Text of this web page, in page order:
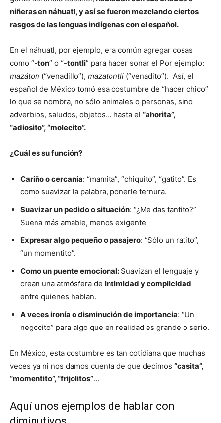
niñeras en náhuatl, y así se fueron mezclando ciertos
rasgos de las lenguas indígenas con el español.
En el náhuatl, por ejemplo, era común agregar cosas
como “-ton” o “-tontli” para hacer sonar el Por ejemplo:
mazáton (“venadillo”), mazatontli (“venadito”). Así, el
español de México tomó esa costumbre de “hacer chico”
lo que se nombra, no sólo animales o personas, sino
adverbios, saludos, objetos… hasta el “ahorita”,
“adiosito”, “molecito”.
¿Cuál es su función?
Cariño o cercanía: “mamita”, “chiquito”, “gatito”. Es
como suavizar la palabra, ponerle ternura.
Suavizar un pedido o situación: “¿Me das tantito?”
Suena más amable, menos exigente.
Expresar algo pequeño o pasajero: “Sólo un ratito”,
“un momentito”.
Como un puente emocional: Suavizan el lenguaje y
crean una atmósfera de intimidad y complicidad
entre quienes hablan.
A veces ironía o disminución de importancia: “Un
negocito” para algo que en realidad es grande o serio.
En México, esta costumbre es tan cotidiana que muchas
veces ya ni nos damos cuenta de que decimos “casita”,
“momentito”, “frijolitos”…
Aquí unos ejemplos de hablar con